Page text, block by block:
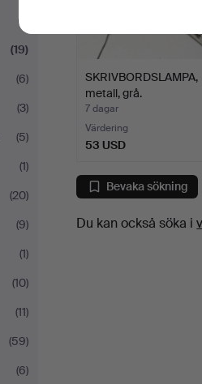
(7)
(19)
(6)
(3)
(5)
(1)
(20)
(9)
(1)
(10)
(11)
(59)
(6)
SKRIVBORDSLAMPA,
metall, grå.
7 dagar
Värdering
53 USD
Bevaka sökning
Du kan också söka i